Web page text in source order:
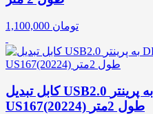
1,100,000 تومان
کابل تبدیل USB2.0 به پرینتر DB25 Parallel یوگرین مدل
US167(20224) طول 2متر